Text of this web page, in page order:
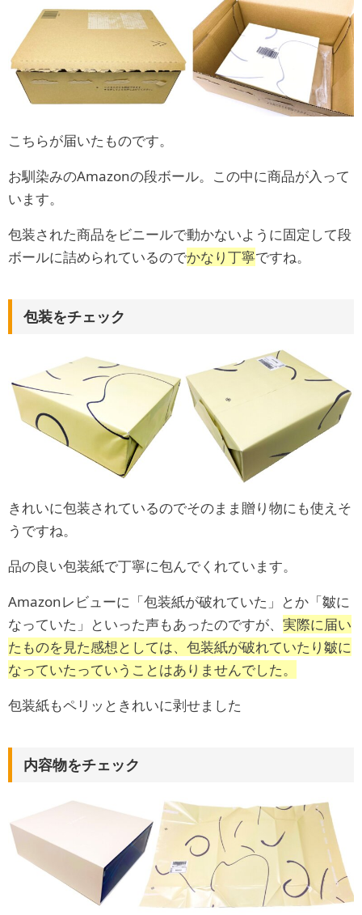
こちらが届いたものです。
お馴染みのAmazonの段ボール。この中に商品が入って
います。
包装された商品をビニールで動かないように固定して段
ボールに詰められているのでかなり丁寧ですね。
包装をチェック
きれいに包装されているのでそのまま贈り物にも使えそ
うですね。
品の良い包装紙で丁寧に包んでくれています。
Amazonレビューに「包装紙が破れていた」とか「皺に
なっていた」といった声もあったのですが、 実際に届い
たものを見た感想としては、包装紙が破れていたり皺に
なっていたっていうことはありませんでした。
包装紙もペリッときれいに剥せました
内容物をチェック